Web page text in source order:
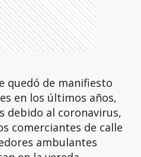
quedó de manifiesto
en los últimos años,
debido al coronavirus,
comerciantes de calle
ambulantes